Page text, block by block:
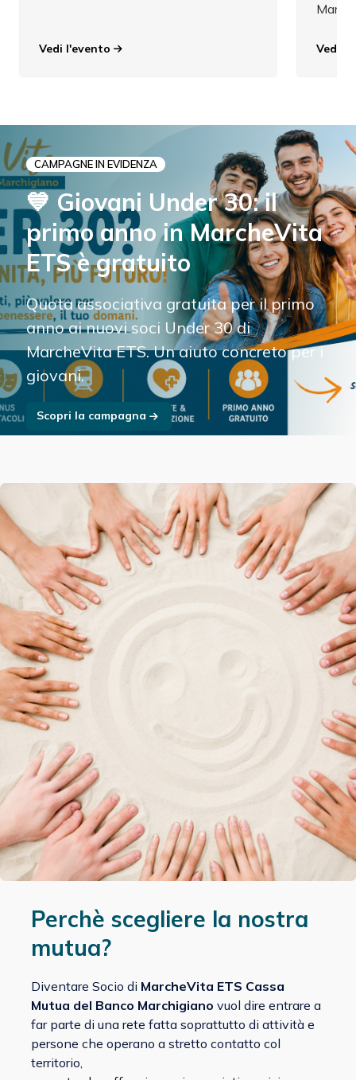
Vedi l'evento Vedi
CAMPAGNE IN EVIDENZA
💙 Giovani Under 30: il
primo anno in MarcheVita
ETS è gratuito
Quota associativa gratuita per il primo
anno ai nuovi soci Under 30 di
MarcheVita ETS. Un aiuto concreto per i
giovani.
Scopri la campagna
Perchè scegliere la nostra
mutua?
Diventare Socio di MarcheVita ETS Cassa
Mutua del Banco Marchigiano vuol dire entrare a
far parte di una rete fatta soprattutto di attività e
persone che operano a stretto contatto col
territorio,